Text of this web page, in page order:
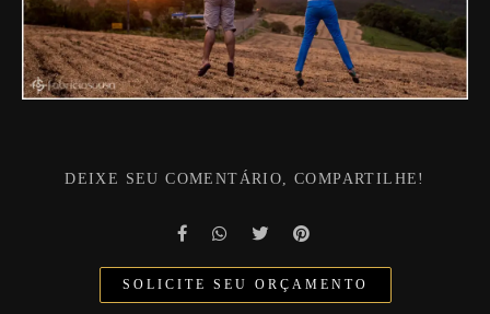
DEIXE SEU COMENTÁRIO, COMPARTILHE!
SOLICITE SEU ORÇAMENTO